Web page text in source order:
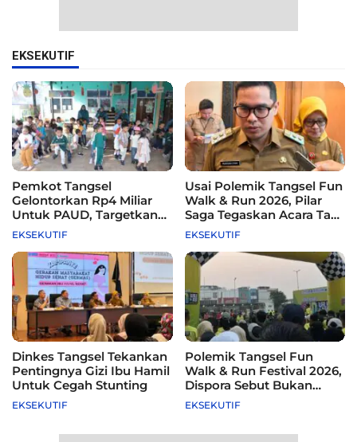
EKSEKUTIF
Pemkot Tangsel
Gelontorkan Rp4 Miliar
Untuk PAUD, Targetkan
115 Sekolah
EKSEKUTIF
Usai Polemik Tangsel Fun
Walk & Run 2026, Pilar
Saga Tegaskan Acara Tak
Difasilitasi Pemkot
EKSEKUTIF
Dinkes Tangsel Tekankan
Pentingnya Gizi Ibu Hamil
Untuk Cegah Stunting
EKSEKUTIF
Polemik Tangsel Fun
Walk & Run Festival 2026,
Dispora Sebut Bukan
Agenda Pemkot
EKSEKUTIF